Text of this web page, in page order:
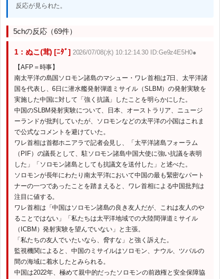
反応が見られた。
5chの反応（69件）
1：ぬこ(茸) [ﾆﾀﾞ] 2026/07/08(水) 10:12:14.30 ID:Ge9z4E5H0●
【AFP＝時事】
南太平洋の島国ソロモン諸島のマシュー・ワレ首相は7日、太平洋諸
国を代表し、6日に潜水艦発射弾道ミサイル（SLBM）の発射実験を
実施した中国に対して「強く抗議」したことを明らかにした。
中国のSLBM発射実験について、日本、オーストラリア、ニュージ
ーランドが批判していたが、ソロモンなどの太平洋の小国はこれま
で公式なコメントを避けていた。
ワレ首相は首都ホニアラで記者会見し、「太平洋諸島フォーラム
（PIF）の議長として、駐ソロモン諸島中国大使に強い抗議を表明
した」「ソロモン諸島としても抗議文を送付した」と述べた。
ソロモンが長年にわたり南太平洋において中国の最も緊密なパート
ナーの一つであったことを踏まえると、ワレ首相による中国批判は
注目に値する。
ワレ首相は「中国はソロモン諸島の良き友人だが、これは友人のや
ることではない」「私たちは太平洋地域での大陸間弾道ミサイル
（ICBM）発射実験を望んでいない」と主張。
「私たちの友人でいたいなら、脅すな」と強く訴えた。
監視機関によると、中国のミサイルはソロモン、ナウル、ツバルの
間の海域に着水したとみられる。
中国は2022年、極めて親中的だったソロモンの前政権と安全保障協